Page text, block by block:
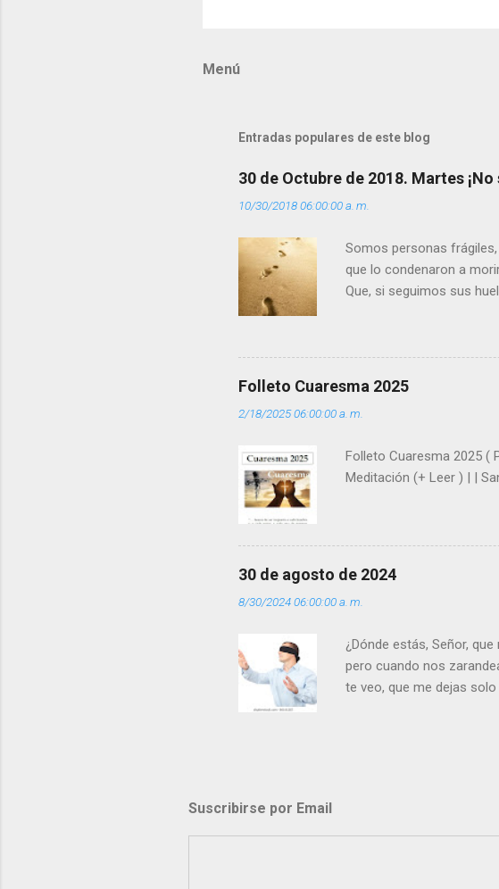
a
Menú
Entradas populares de este blog
30 de Octubre de 2018. Martes
10/30/2018 06:00:00 a. m.
Somos personas
que lo condenaron a
Que, si seguimos sus
que los demás se
pero tú me das la savia
”. - ¿Te sientes super
(+ Leer ) |
Folleto Cuaresma 2025
2/18/2025 06:00:00 a. m.
Folleto Cuaresma 2025 (
Meditación (+ Leer ) | |
30 de agosto de 2024
8/30/2024 06:00:00 a. m.
¿Dónde estás, Señor,
pero cuando nos
te veo, que me dejas
porque lloras tus
perdón que el odio? Si
Suscribirse por Email